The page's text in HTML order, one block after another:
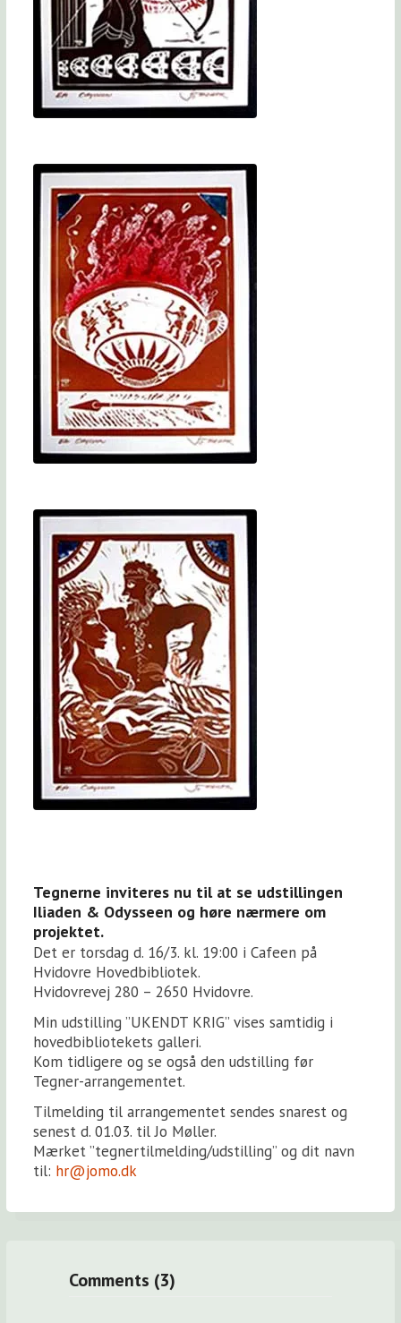
Tegnerne inviteres nu til at se udstillingen
Iliaden & Odysseen og høre nærmere om
projektet.
Det er torsdag d. 16/3. kl. 19:00 i Cafeen på
Hvidovre Hovedbibliotek.
Hvidovrevej 280 – 2650 Hvidovre.
Min udstilling ”UKENDT KRIG” vises samtidig i
hovedbibliotekets galleri.
Kom tidligere og se også den udstilling før
Tegner-arrangementet.
Tilmelding til arrangementet sendes snarest og
senest d. 01.03. til Jo Møller.
Mærket ”tegnertilmelding/udstilling” og dit navn
til: hr@jomo.dk
Comments (3)